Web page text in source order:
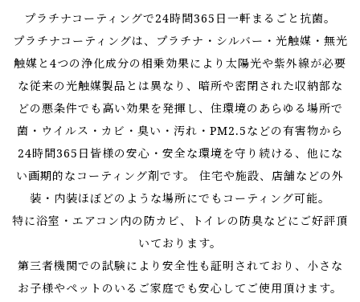
プラチナコーティングで24時間365日一軒まるごと抗菌。
プラチナコーティングは、プラチナ・シルバー・光触媒・無光
触媒と4つの浄化成分の相乗効果により太陽光や紫外線が必要
な従来の光触媒製品とは異なり、暗所や密閉された収納部な
どの悪条件でも高い効果を発揮し、住環境のあらゆる場所で
菌・ウイルス・カビ・臭い・汚れ・PM2.5などの有害物から
24時間365日皆様の安心・安全な環境を守り続ける、他にな
い画期的なコーティング剤です。
住宅や施設、店舗などの外
装・内装ほぼどのような場所にでもコーティング可能。
特に浴室・エアコン内の防カビ、トイレの防臭などにご好評頂
いております。
第三者機関での試験により安全性も証明されており、小さな
お子様やペットのいるご家庭でも安心してご使用頂けます。